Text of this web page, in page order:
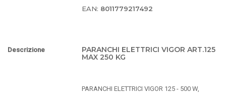
Descrizione
EAN: 8011779217492
PARANCHI ELETTRICI VIGOR ART.125
MAX 250 KG
PARANCHI ELETTRICI VIGOR 125 - 500 W,